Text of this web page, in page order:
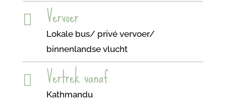
 Vervoer
Lokale bus/ privé vervoer/
binnenlandse vlucht
 Vertrek vanaf
Kathmandu